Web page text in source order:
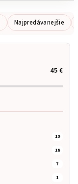
Najpredávanejšie
45 €
19
18
7
1